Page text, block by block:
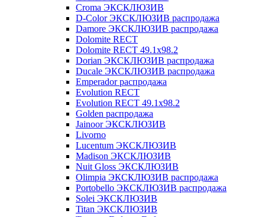
Croma ЭКСКЛЮЗИВ
D-Color ЭКСКЛЮЗИВ распродажа
Damore ЭКСКЛЮЗИВ распродажа
Dolomite RECT
Dolomite RECT 49.1x98.2
Dorian ЭКСКЛЮЗИВ распродажа
Ducale ЭКСКЛЮЗИВ распродажа
Emperador распродажа
Evolution RECT
Evolution RECT 49.1x98.2
Golden распродажа
Jainoor ЭКСКЛЮЗИВ
Livorno
Lucentum ЭКСКЛЮЗИВ
Madison ЭКСКЛЮЗИВ
Nuit Gloss ЭКСКЛЮЗИВ
Olimpia ЭКСКЛЮЗИВ распродажа
Portobello ЭКСКЛЮЗИВ распродажа
Solei ЭКСКЛЮЗИВ
Titan ЭКСКЛЮЗИВ